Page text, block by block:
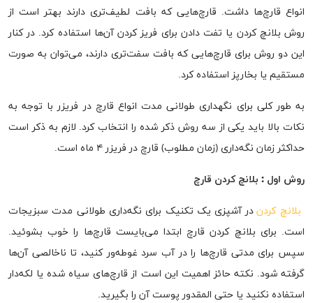
انواع قارچ‌ها داشت. قارچ‌هایی که بافت لطیف‌تری دارند بهتر است از
روش بلانچ کردن یا تفت دادن برای فریز کردن آن‌ها استفاده کرد. در کنار
این دو روش برای قارچ‌هایی که بافت سفت‌تری دارند، می‌توان به صورت
مستقیم یا بخارپز استفاده کرد.
به طور کلی برای نگهداری طولانی مدت انواع قارچ در فریزر با توجه به
نکات بالا باید یکی از سه روش ذکر شده را انتخاب کرد. لازم به ذکر است
حداکثر زمان نگه‌داری (زمان مطلوب) قارچ در فریزر ۴ ماه است.
روش اول : بلانچ کردن قارچ
بلانچ کردندر آشپزی یک تکنیک برای نگه‌داری طولانی مدت سبزیجات
است. برای بلانچ کردن قارچ ابتدا می‌بایست قارچ‌ها را خوب بشوئید.
سپس برای مدتی قارچ‌ها را در آب سرد غوطه‌ور کنید، تا ناخالصی آن‌ها
گرفته شود. نکته حائز اهمیت این است از قارچ‌های سیاه شده یا لکه‌دار
استفاده نکنید یا حتی المقدور پوست آن را بگیرید.